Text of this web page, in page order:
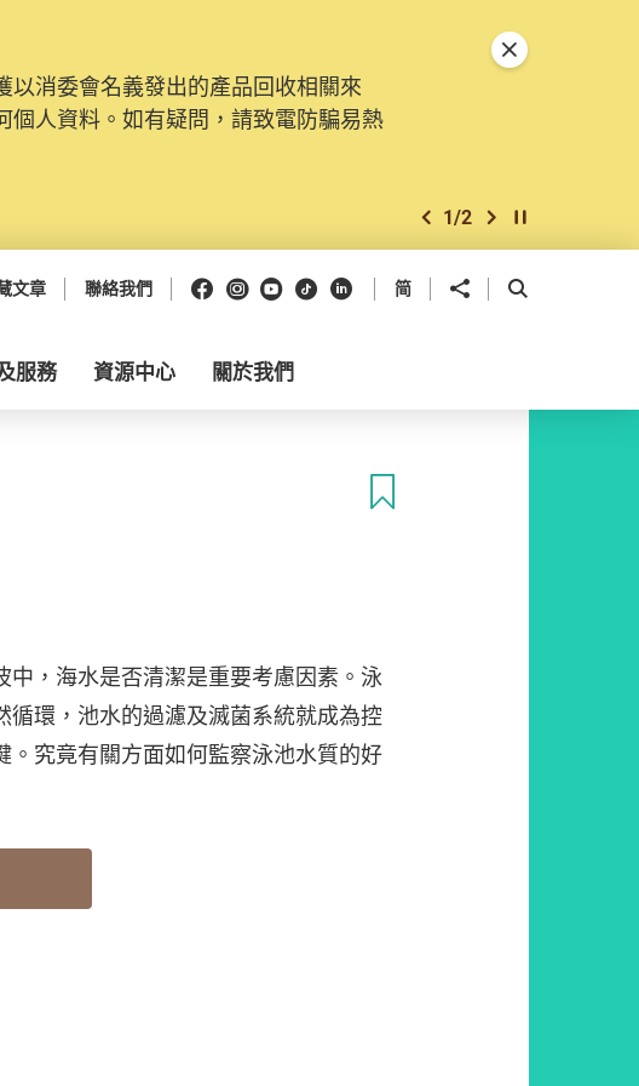
消委會名義發出的產品回收相關來
人資料。如有疑問，請致電防騙易熱
上一個
1/2 下一個開始/暫停幻燈
關閉特別通告
文章 聯絡我們 Facebook
Instagram
Youtube
抖音領英 简 分享到 開啟搜尋框
服務 資源中心 關於我們
中，海水是否清潔是重要考慮因素。泳
循環，池水的過濾及滅菌系統就成為控
。究竟有關方面如何監察泳池水質的好